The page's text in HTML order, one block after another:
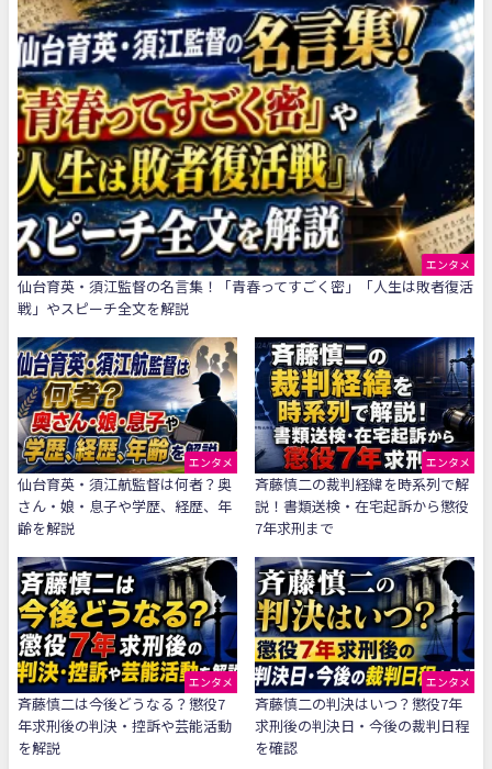
エンタメ
仙台育英・須江監督の名言集！「青春ってすごく密」「人生は敗者復活
戦」やスピーチ全文を解説
エンタメ
仙台育英・須江航監督は何者？奥
さん・娘・息子や学歴、経歴、年
齢を解説
エンタメ
斉藤慎二の裁判経緯を時系列で解
説！書類送検・在宅起訴から懲役
7年求刑まで
エンタメ
斉藤慎二は今後どうなる？懲役7
年求刑後の判決・控訴や芸能活動
を解説
エンタメ
斉藤慎二の判決はいつ？懲役7年
求刑後の判決日・今後の裁判日程
を確認